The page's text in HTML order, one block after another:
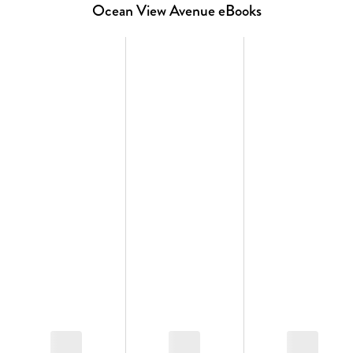
Ocean View Avenue eBooks